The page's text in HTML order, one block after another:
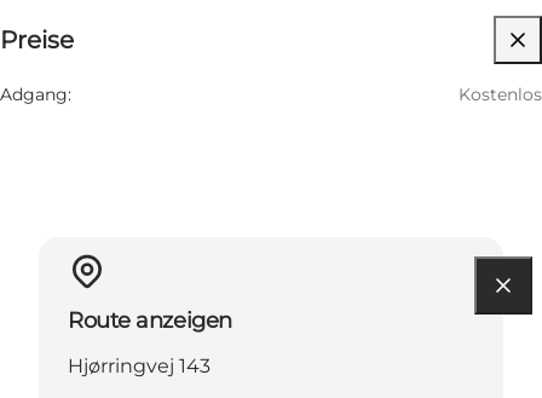
Preise
Adgang: Kostenlos
Route anzeigen
Hjørringvej 143